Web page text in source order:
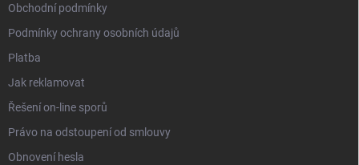
Obchodní podmínky
Podmínky ochrany osobních údajů
Platba
Jak reklamovat
Řešení on-line sporů
Právo na odstoupení od smlouvy
Obnovení hesla